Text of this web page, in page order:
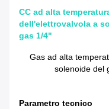
CC ad alta
dell'elettrovalvola a
gas 1/4"
Gas ad alta
solenoide del
Parametro tecnico